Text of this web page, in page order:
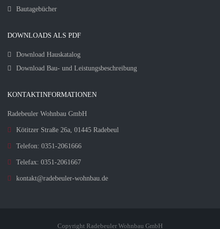
Bautagebücher
DOWNLOADS ALS PDF
Download Hauskatalog
Download Bau- und Leistungsbeschreibung
KONTAKTINFORMATIONEN
Radebeuler Wohnbau GmbH
Kötitzer Straße 26a, 01445 Radebeul
Telefon: 0351-2061666
Telefax: 0351-2061667
kontakt@radebeuler-wohnbau.de
Copyright Radebeuler Wohnbau GmbH